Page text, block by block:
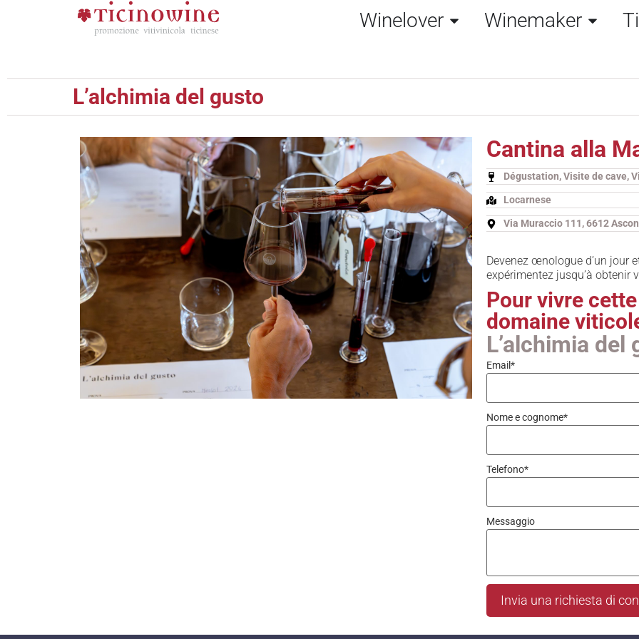
Winelover Winemaker
L’alchimia del gusto
Cantina alla
Dégustation, Visite de cave,
Locarnese
Via Muraccio 111, 6612
Devenez œnologue d’un jour
expérimentez jusqu’à obtenir
Pour vivre
domaine
L’alchimia del
Email*
Nome e cognome*
Telefono*
Messaggio
Invia una richiesta di